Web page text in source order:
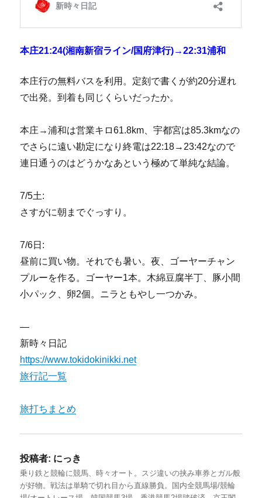
本庄21:24(湘南新宿ライン/国府津行)→22:31浦和
本庄行の無料バスを利用。定刻で書くが約20分遅れ
で出発。到着も同じくらいだったか。
本庄→浦和は営業キロ61.8km、宇都宮は85.3kmなの
でさらに遠い勘定になり終電は22:18→23:42なので
連日通うのはどうかなあという極めて単純な結論。
7/5土:
さすがに朝までぐっすり。
7/6日:
昼前に買い物。それでも暑い。夜、ゴーヤーチャン
プルーを作る。ゴーヤー1本。木綿豆腐半丁、豚小間
小パック、卵2個。ニラともやし一つかみ。
—
新時々日記
https://www.tokidokinikki.net
旅行記一覧
旅打ちまとめ
投稿者: にっき
乗り鉄と競輪に競馬、時々オート。スジ違いの挟み車券とガル般
が好物。戦法は単騎で切れ目から直線勝負。国内全競馬場/競輪